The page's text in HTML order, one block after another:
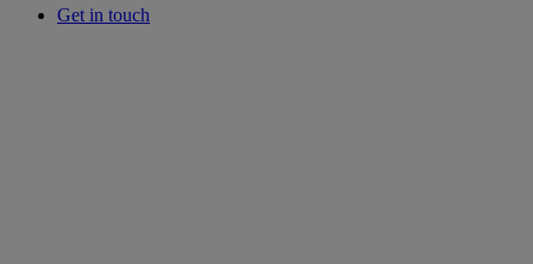
Get in touch